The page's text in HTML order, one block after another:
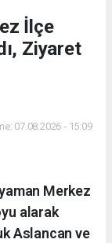
İlçe
Ziyaret
07.08.2026 - 15:09
Merkez
alarak
Aslancan ve